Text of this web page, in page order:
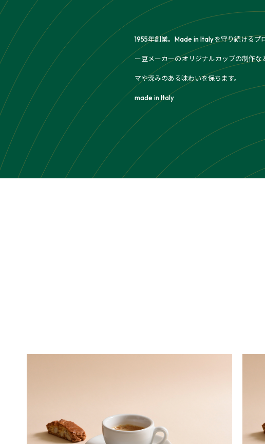
1955年創業。Made in Italyを守り続ける
ー豆メーカーのオリジナルカップの制作
マや深みのある味わいを保ちます。
made in Italy